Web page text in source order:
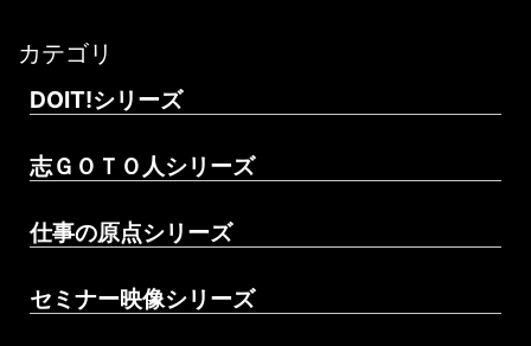
カテゴリ
DOIT!シリーズ
志ＧＯＴＯ人シリーズ
仕事の原点シリーズ
セミナー映像シリーズ